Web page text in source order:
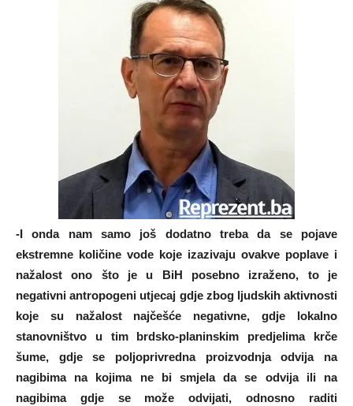
-I onda nam samo još dodatno treba da se pojave
ekstremne količine vode koje izazivaju ovakve poplave i
nažalost ono što je u BiH posebno izraženo, to je
negativni antropogeni utjecaj gdje zbog ljudskih aktivnosti
koje su nažalost najčešće negativne, gdje lokalno
stanovništvo u tim brdsko-planinskim predjelima krče
šume, gdje se poljoprivredna proizvodnja odvija na
nagibima na kojima ne bi smjela da se odvija ili na
nagibima gdje se može odvijati, odnosno raditi